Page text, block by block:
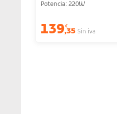
Potencia: 220W
139€
,35 Sin iva